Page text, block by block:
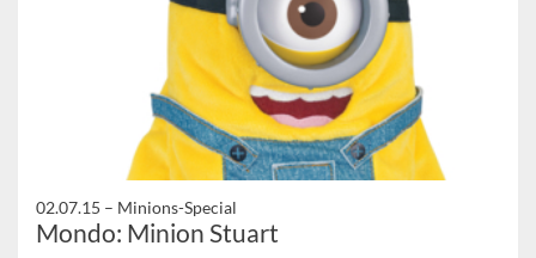
02.07.15 – Minions-Special
Mondo: Minion Stuart